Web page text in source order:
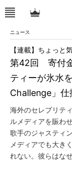
ニュース
第42回 寄付
ティーが氷水
Challenge」
【連載】ちょっと
海外のセレブリテ
ルメディアを賑わ
歌手のジャスティ
メディアでも大き
れない。彼らはな